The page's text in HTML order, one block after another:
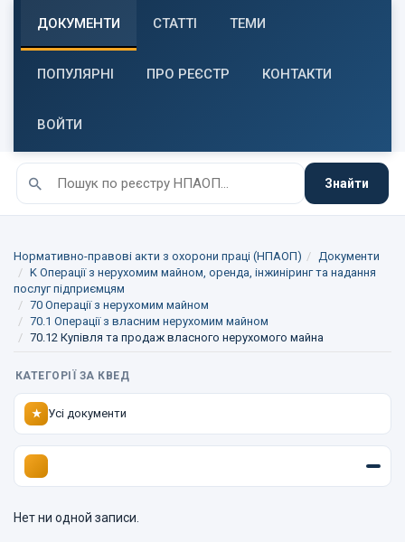
ДОКУМЕНТИ СТАТТІ ТЕМИ
ПОПУЛЯРНІ ПРО РЕЄСТР КОНТАКТИ
ВОЙТИ
Знайти
Нормативно-правові акти з охорони праці (НПАОП)
Документи
K Операції з нерухомим майном, оренда, інжиніринг та надання
послуг підприємцям
70 Операції з нерухомим майном
70.1 Операції з власним нерухомим майном
70.12 Купівля та продаж власного нерухомого майна
КАТЕГОРІЇ ЗА КВЕД
★ Усі документи
Нет ни одной записи.